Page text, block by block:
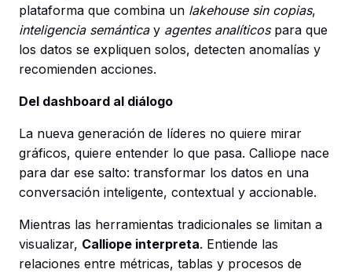
plataforma que combina un lakehouse sin copias,
inteligencia semánticay agentes analíticospara que
los datos se expliquen solos, detecten anomalías y
recomienden acciones.
Del dashboard al diálogo
La nueva generación de líderes no quiere mirar
gráficos, quiere entender lo que pasa. Calliope nace
para dar ese salto: transformar los datos en una
conversación inteligente, contextual y accionable.
Mientras las herramientas tradicionales se limitan a
visualizar, Calliope interpreta. Entiende las
relaciones entre métricas, tablas y procesos de